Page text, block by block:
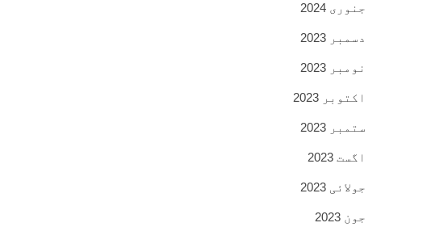
جنوری 2024
دسمبر 2023
نومبر 2023
اکتوبر 2023
ستمبر 2023
اگست 2023
جولائی 2023
جون 2023